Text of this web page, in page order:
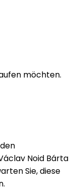
möchten.
Noid Bárta
Sie, diese